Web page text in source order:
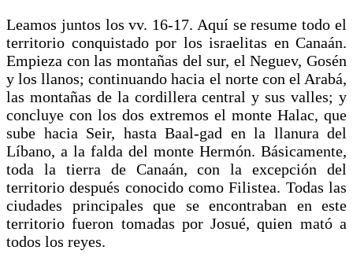
Leamos juntos los vv. 16-17. Aquí se resume todo el
territorio conquistado por los israelitas en Canaán.
Empieza con las montañas del sur, el Neguev, Gosén
y los llanos; continuando hacia el norte con el Arabá,
las montañas de la cordillera central y sus valles; y
concluye con los dos extremos el monte Halac, que
sube hacia Seir, hasta Baal-gad en la llanura del
Líbano, a la falda del monte Hermón. Básicamente,
toda la tierra de Canaán, con la excepción del
territorio después conocido como Filistea. Todas las
ciudades principales que se encontraban en este
territorio fueron tomadas por Josué, quien mató a
todos los reyes.